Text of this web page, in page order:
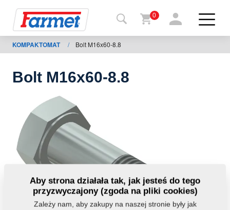
Powrót
do
shop
Moje
maszyny
pobrania
0
KOMPAKTOMAT / Bolt M16x60-8.8
Bolt M16x60-8.8
Aby strona działała tak, jak jesteś do tego
przyzwyczajony (zgoda na pliki cookies)
Zależy nam, aby zakupy na naszej stronie były jak